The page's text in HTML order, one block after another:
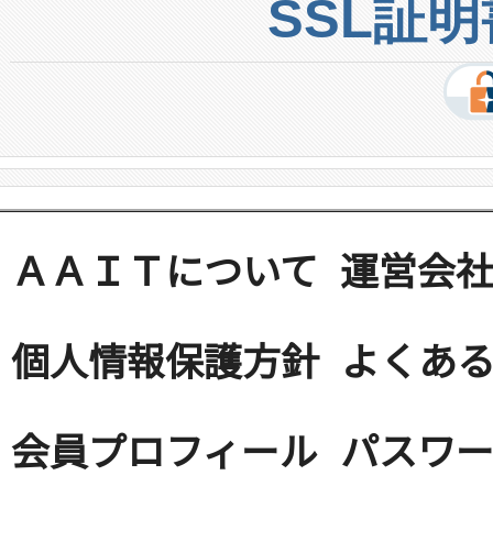
SSL証
ＡＡＩＴについて 運営会社
個人情報保護方針 よくあ
会員プロフィール パスワ